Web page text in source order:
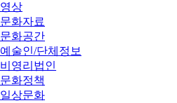
영상
문화자료
문화공간
예술인/단체정보
비영리법인
문화정책
일상문화